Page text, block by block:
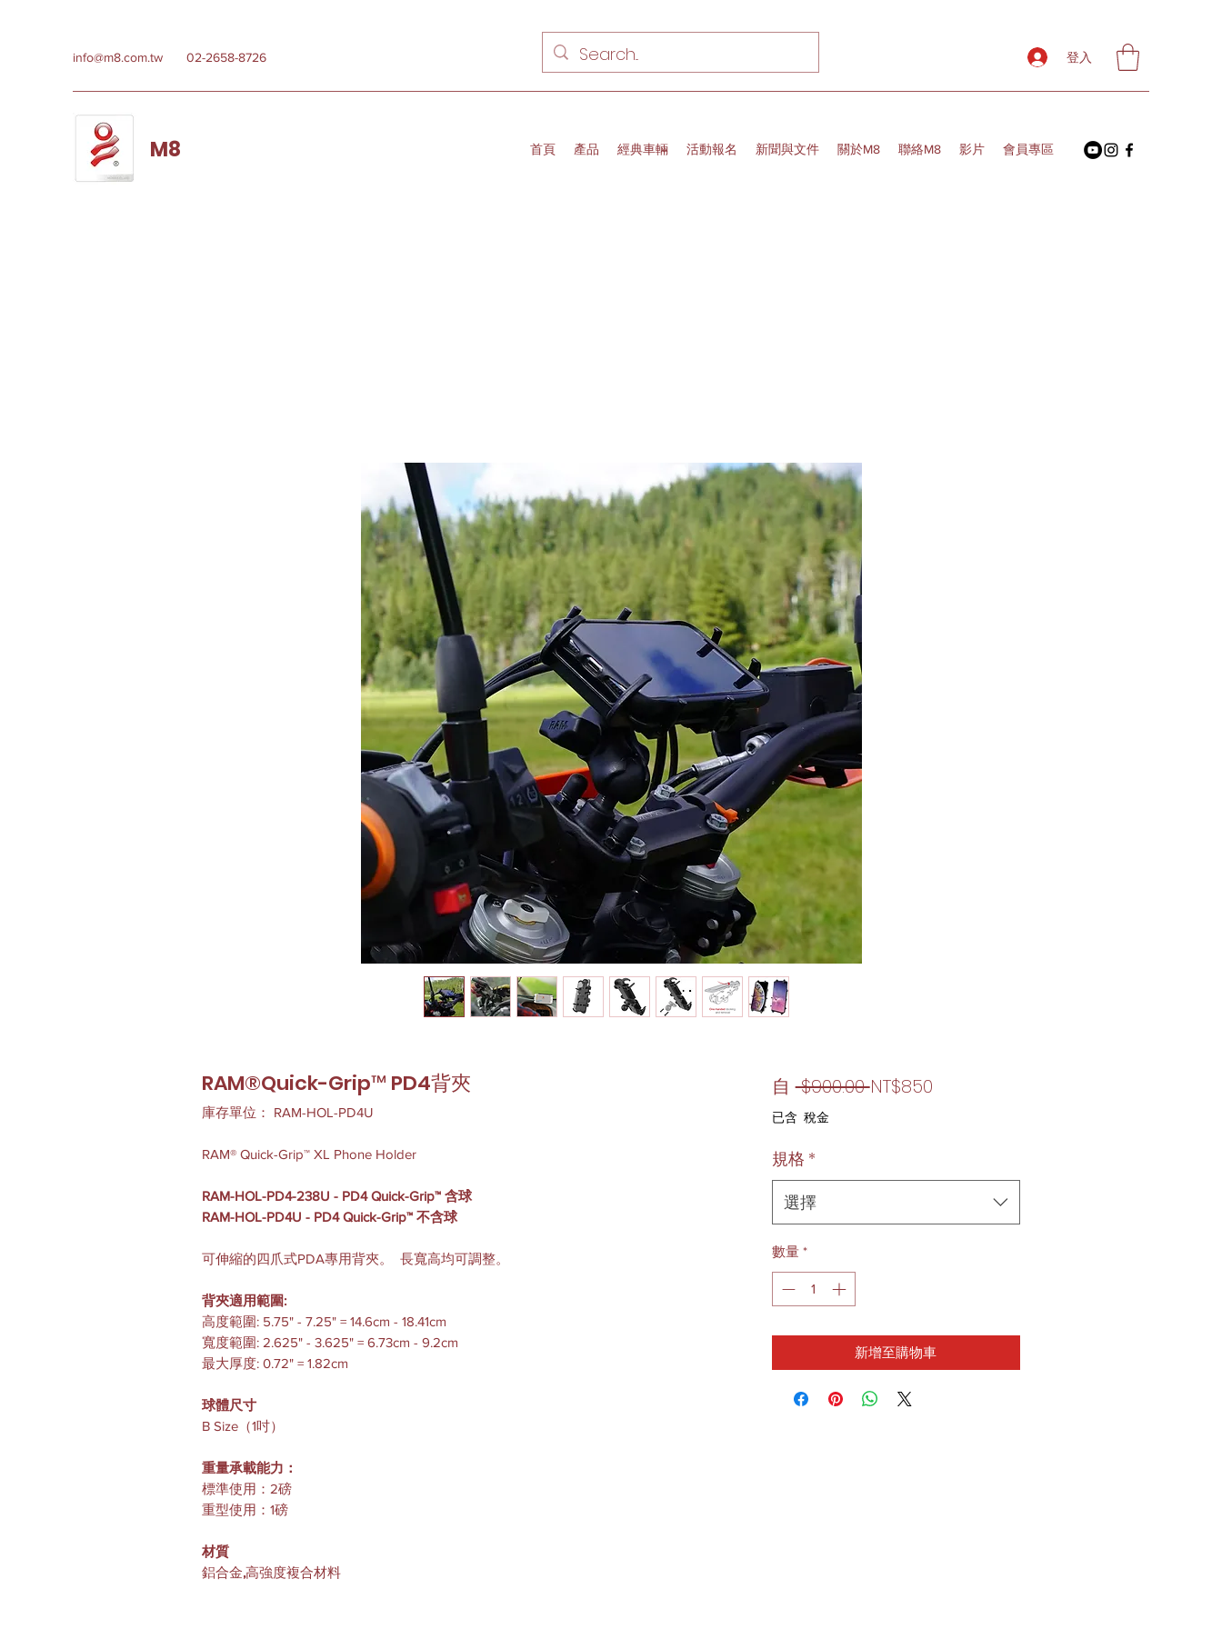
info@m8.com.tw 02-2658-8726 登入
M8 首頁 產品 經典車輛 活動報名 新聞與文件 關於M8 聯絡M8 影片 會員專區
RAM®Quick-Grip™ PD4背夾
庫存單位： RAM-HOL-PD4U
RAM® Quick-Grip™ XL Phone Holder
RAM-HOL-PD4-238U - PD4 Quick-Grip™ 含球
RAM-HOL-PD4U - PD4 Quick-Grip™ 不含球
可伸縮的四爪式PDA專用背夾。 長寬高均可調整。
背夾適用範圍:
高度範圍: 5.75" - 7.25" = 14.6cm - 18.41cm
寬度範圍: 2.625" - 3.625" = 6.73cm - 9.2cm
最大厚度: 0.72" = 1.82cm
球體尺寸
B Size（1吋）
重量承載能力：
標準使用：2磅
重型使用：1磅
材質
鋁合金,高強度複合材料
自 $900.00 一
格
NT$850促
格
已含 稅金
規格 *
選擇
數量 *
新增至購物車